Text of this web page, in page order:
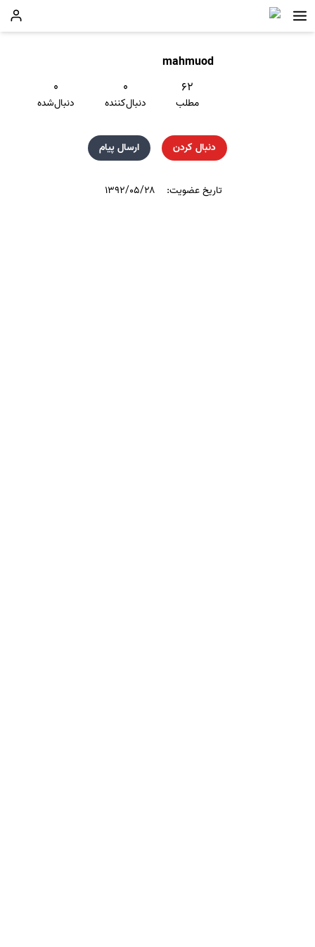
mahmuod
۶۲
مطلب
۰
دنبال‌کننده
۰
دنبال‌شده
دنبال کردن ارسال پیام
تاریخ عضویت: ۱۳۹۲/۰۵/۲۸